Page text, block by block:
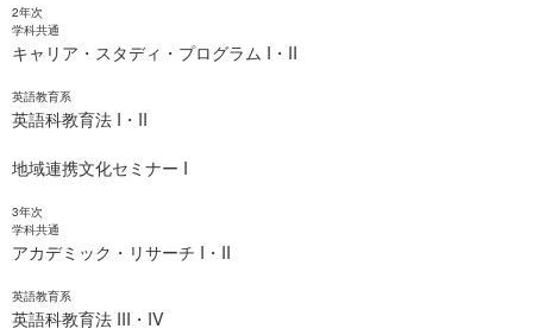
2年次
学科共通
キャリア・スタディ・プログラム I・II
英語教育系
英語科教育法 I・II
地域連携文化セミナー I
3年次
学科共通
アカデミック・リサーチ I・II
英語教育系
英語科教育法 III・IV